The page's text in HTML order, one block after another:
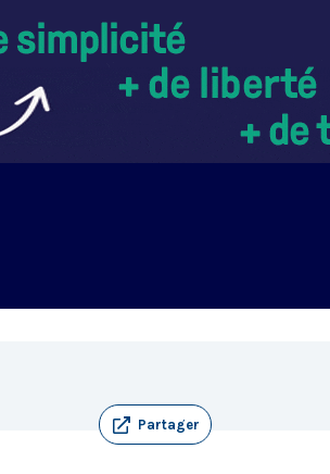
Partager